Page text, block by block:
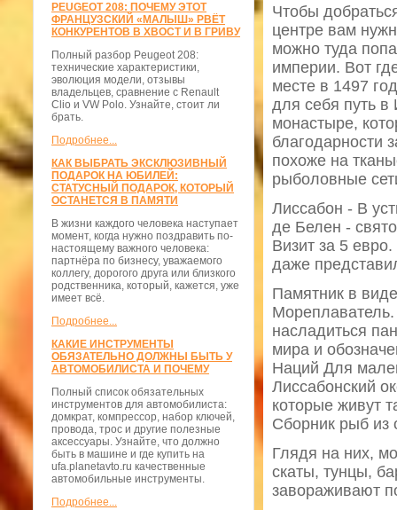
PEUGEOT 208: ПОЧЕМУ ЭТОТ
ФРАНЦУЗСКИЙ «МАЛЫШ» РВЁТ
КОНКУРЕНТОВ В ХВОСТ И В ГРИВУ
Полный разбор Peugeot 208:
технические характеристики,
эволюция модели, отзывы
владельцев, сравнение с Renault
Clio и VW Polo. Узнайте, стоит ли
брать.
Подробнее...
КАК ВЫБРАТЬ ЭКСКЛЮЗИВНЫЙ
ПОДАРОК НА ЮБИЛЕЙ:
СТАТУСНЫЙ ПОДАРОК, КОТОРЫЙ
ОСТАНЕТСЯ В ПАМЯТИ
В жизни каждого человека наступает
момент, когда нужно поздравить по-
настоящему важного человека:
партнёра по бизнесу, уважаемого
коллегу, дорогого друга или близкого
родственника, который, кажется, уже
имеет всё.
Подробнее...
КАКИЕ ИНСТРУМЕНТЫ
ОБЯЗАТЕЛЬНО ДОЛЖНЫ БЫТЬ У
АВТОМОБИЛИСТА И ПОЧЕМУ
Полный список обязательных
инструментов для автомобилиста:
домкрат, компрессор, набор ключей,
провода, трос и другие полезные
аксессуары. Узнайте, что должно
быть в машине и где купить на
ufa.planetavto.ru качественные
автомобильные инструменты.
Подробнее...
Чтобы
центре вам
можно туда
империи. Вот
месте в 1497
для себя путь
монастыре,
благодарности
похоже на
рыболовные
Лиссабон - В
де Белен -
Визит за 5
даже
Памятник в
насладиться
мира и
Наций Для
Лиссабонский
которые живут
Сборник рыб из
Глядя на них,
скаты, тунцы,
завораживают